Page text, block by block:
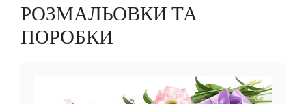
РОЗМАЛЬОВКИ ТА
ПОРОБКИ